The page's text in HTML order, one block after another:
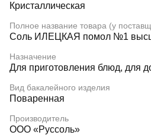
Кристаллическая
Полное название товара (у
Соль ИЛЕЦКАЯ помол №1
Назначение
Для приготовления блюд, для
Вид бакалейного изделия
Поваренная
Производитель
ООО «Руссоль»